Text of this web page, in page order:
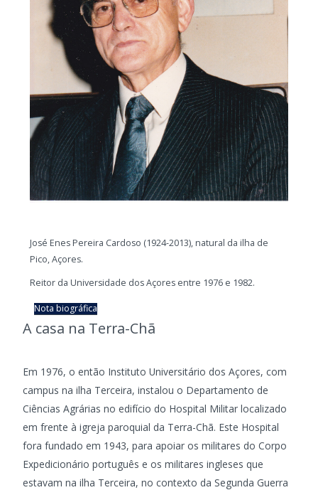
José Enes Pereira Cardoso (1924-2013), natural da ilha de
Pico, Açores.
Reitor da Universidade dos Açores entre 1976 e 1982.
Nota biográfica
A casa na Terra-Chã
Em 1976, o então Instituto Universitário dos Açores, com
campus na ilha Terceira, instalou o Departamento de
Ciências Agrárias no edifício do Hospital Militar localizado
em frente à igreja paroquial da Terra-Chã. Este Hospital
fora fundado em 1943, para apoiar os militares do Corpo
Expedicionário português e os militares ingleses que
estavam na ilha Terceira, no contexto da Segunda Guerra